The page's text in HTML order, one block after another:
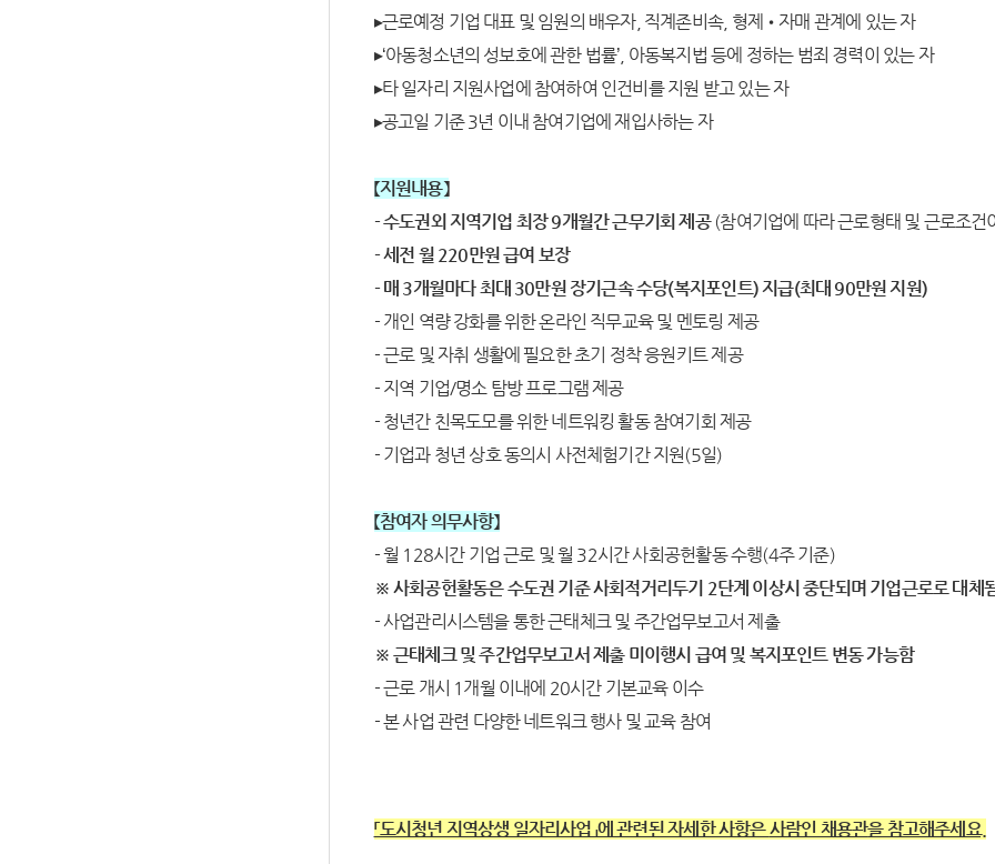
▸근로예정 기업 대표 및 임원의 배우자, 직계존비속, 형제•자매 관계에 있는 자
▸‘아동청소년의 성보호에 관한 법률’, 아동복지법 등에 정하는 범죄 경력이 있는 자
▸타 일자리 지원사업에 참여하여 인건비를 지원 받고 있는 자
▸공고일 기준 3년 이내 참여기업에 재입사하는 자
【지원내용】
- 수도권외 지역기업 최장 9개월간 근무기회 제공(참여기업에 따라 근로형태 및 근로조건
- 세전 월 220만원 급여 보장
- 매 3개월마다 최대 30만원 장기근속 수당(복지포인트) 지급(최대 90만원 지원)
- 개인 역량 강화를 위한 온라인 직무교육 및 멘토링 제공
- 근로 및 자취 생활에 필요한 초기 정착 응원키트 제공
- 지역 기업/명소 탐방 프로그램 제공
- 청년간 친목도모를 위한 네트워킹 활동 참여기회 제공
- 기업과 청년 상호 동의시 사전체험기간 지원(5일)
【참여자 의무사항】
- 월 128시간 기업 근로 및 월 32시간 사회공헌활동 수행(4주 기준)
※ 사회공헌활동은 수도권 기준 사회적거리두기 2단계 이상시 중단되며 기업근로로 대체
- 사업관리시스템을 통한 근태체크 및 주간업무보고서 제출
※ 근태체크 및 주간업무보고서 제출 미이행시 급여 및 복지포인트 변동 가능함
- 근로 개시 1개월 이내에 20시간 기본교육 이수
- 본 사업 관련 다양한 네트워크 행사 및 교육 참여
「도시청년 지역상생 일자리사업」에 관련된 자세한 사항은사람인 채용관을 참고해주세요.